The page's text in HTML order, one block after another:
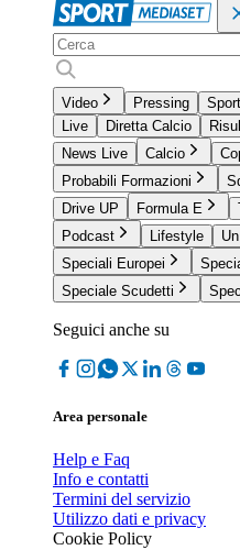
Video Pressing
Live
Diretta Calcio
News Live
Calcio
Probabili Formazioni
Drive UP
Formula E
Podcast
Lifestyle
Speciali Europei
Speciale Scudetti
Seguici anche su
Area personale
Help e Faq
Info e contatti
Termini del servizio
Utilizzo dati e privacy
Cookie Policy